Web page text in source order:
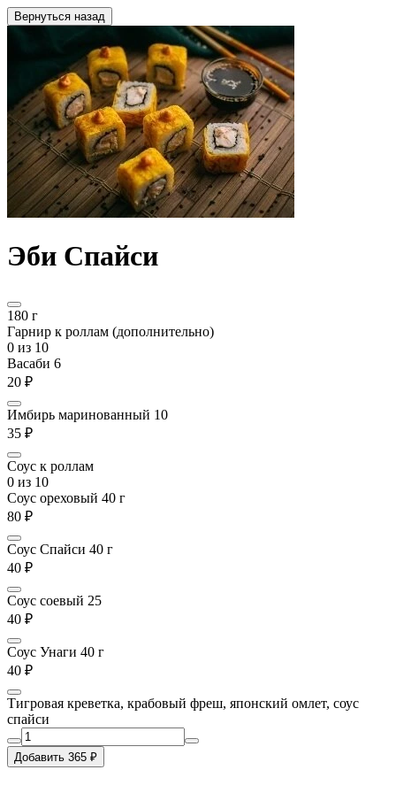
Вернуться назад
Эби Спайси
180 г
Гарнир к роллам (дополнительно)
0 из 10
Васаби 6
20 ₽
Имбирь маринованный 10
35 ₽
Соус к роллам
0 из 10
Соус ореховый 40 г
80 ₽
Соус Спайси 40 г
40 ₽
Соус соевый 25
40 ₽
Соус Унаги 40 г
40 ₽
Тигровая креветка, крабовый фреш, японский омлет, соус
спайси
Добавить 365 ₽